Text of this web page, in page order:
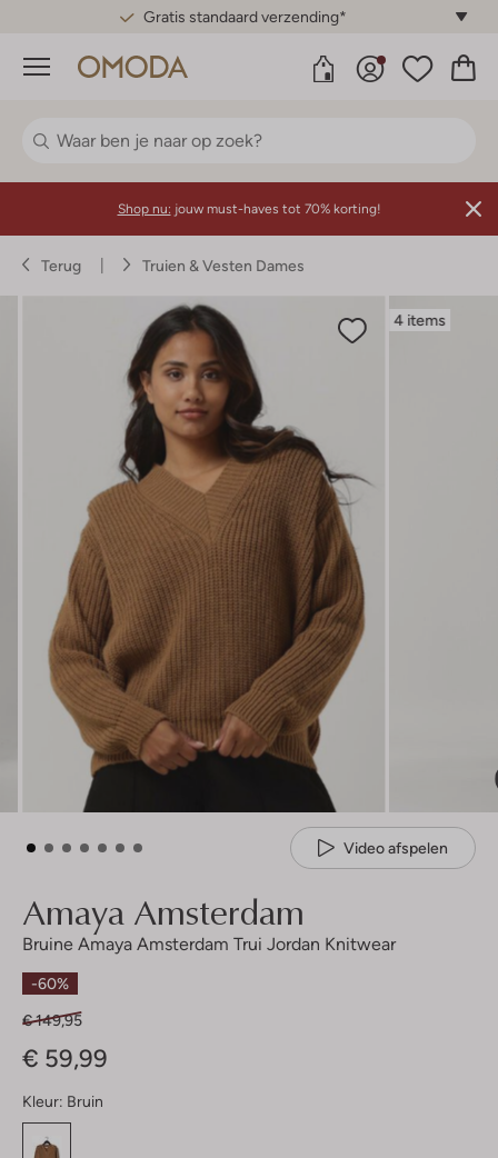
Gratis standaard verzending*
Menu
Shop nu: jouw must-haves tot 70% korting!
Terug Truien & Vesten Dames
4 items
Video afspelen
Amaya Amsterdam
Bruine Amaya Amsterdam Trui Jordan Knitwear
-60%
€ 149,95
€ 59,99
Kleur: Bruin